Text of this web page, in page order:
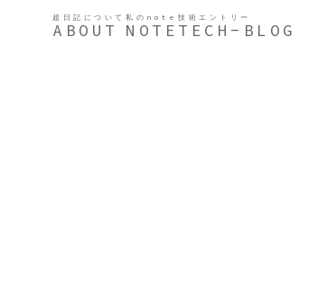
超日記について
ABOUT
私のnote
NOTE
技術エントリー
TECH-BLOG